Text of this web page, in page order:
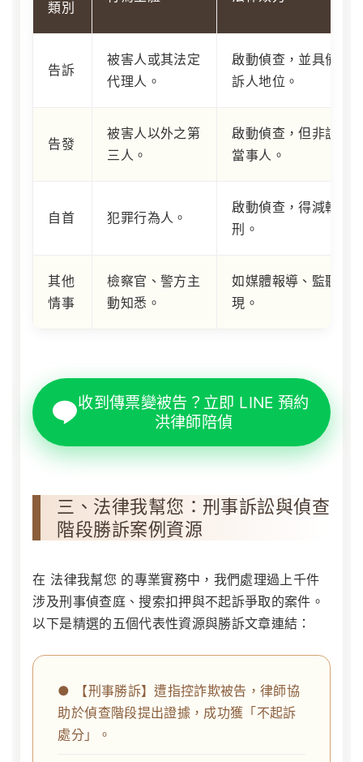
類別
告訴
被害人或其法定
代理人。
啟動偵查，並具備告
訴人地位。
告發
被害人以外之第
三人。
啟動偵查，但非訴訟
當事人。
自首 犯罪行為人。
啟動偵查，得減輕其
刑。
其他
情事
檢察官、警方主
動知悉。
如媒體報導、監聽發
現。
收到傳票變被告？立即 LINE 預約
洪律師陪偵
三、法律我幫您：刑事訴訟與偵查
階段勝訴案例資源
在 法律我幫您 的專業實務中，我們處理過上千件
涉及刑事偵查庭、搜索扣押與不起訴爭取的案件。
以下是精選的五個代表性資源與勝訴文章連結：
● 【刑事勝訴】遭指控詐欺被告，律師協
助於偵查階段提出證據，成功獲「不起訴
處分」。